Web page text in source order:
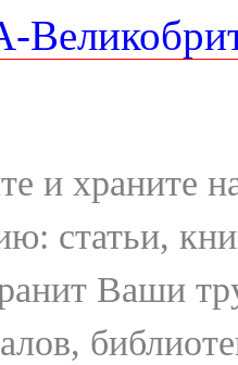
и храните
статьи,
Ваши